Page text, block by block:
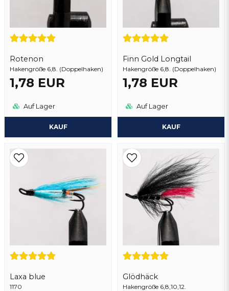
Rotenon
Hakengröße 6,8. (Doppelhaken)
1,78 EUR
Auf Lager
KAUF
Finn Gold Longtail
Hakengröße 6,8. (Doppelhaken)
1,78 EUR
Auf Lager
KAUF
Laxa blue
1170
Glödhäck
Hakengröße 6,8,10,12.
Frage senden